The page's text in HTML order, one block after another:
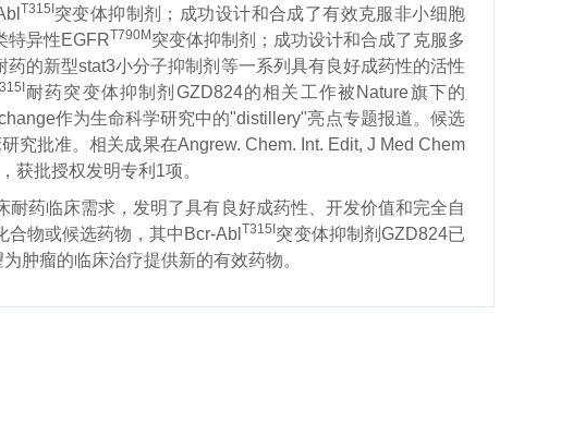
T315I 突变体抑制剂； 成功设计和合成了有效克服非小细胞
特异性EGFRT790M 突变体抑制剂 ； 成功设计和合成了克服多
药的新型stat3小分子抑制剂 等一系列具有良好成药性的活性
耐药突变体抑制剂 GZD824的相关工作被 Nature旗下的
作为生命科学研究中的"distillery"亮点专题报道。候选
究批准。相关成果在Angrew. Chem. Int. Edit, J Med Chem
获批授权发明专利 1项。
耐药临床需求，发明了具有良好成药性
开发价值和完全自
合物或候选药物，其中 Bcr-Abl T315I 突变体抑制剂 GZD824已
为肿瘤的临床治疗提供新的有效药物。